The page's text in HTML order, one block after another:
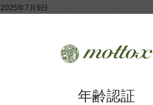
2025年7月9日
年齢認証